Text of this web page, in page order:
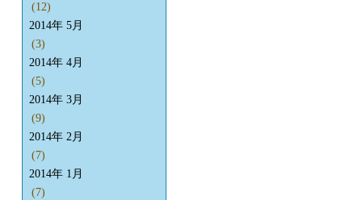
(12)
2014年 5月
(3)
2014年 4月
(5)
2014年 3月
(9)
2014年 2月
(7)
2014年 1月
(7)